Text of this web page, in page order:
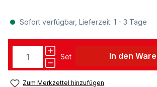
Sofort verfügbar, Lieferzeit: 1 - 3 Tage
Set In den
Zum Merkzettel hinzufügen